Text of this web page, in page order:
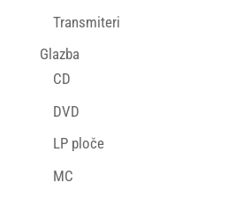
Transmiteri
Glazba
CD
DVD
LP ploče
MC